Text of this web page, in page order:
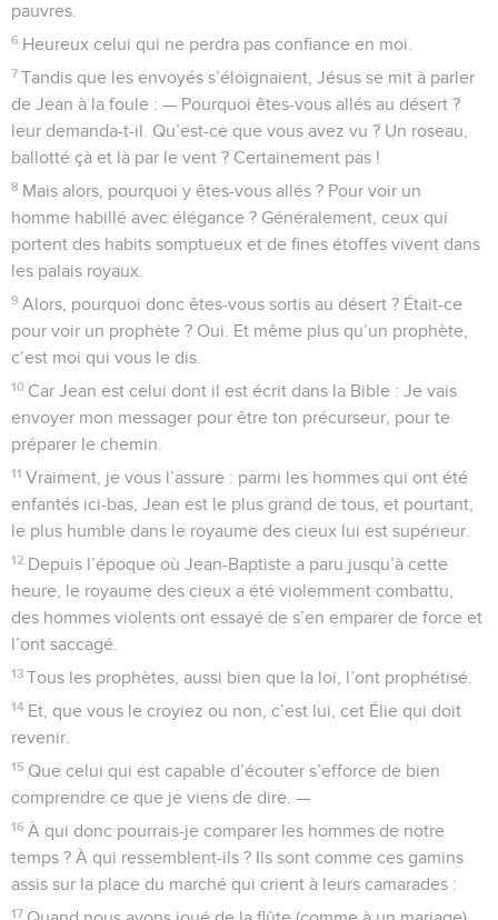
pauvres.
6 Heureux celui qui ne perdra pas confiance en moi.
7 Tandis que les envoyés s’éloignaient, Jésus se mit à parler
de Jean à la foule : — Pourquoi êtes-vous allés au désert ?
leur demanda-t-il. Qu’est-ce que vous avez vu ? Un roseau,
ballotté çà et là par le vent ? Certainement pas !
8 Mais alors, pourquoi y êtes-vous allés ? Pour voir un
homme habillé avec élégance ? Généralement, ceux qui
portent des habits somptueux et de fines étoffes vivent dans
les palais royaux.
9 Alors, pourquoi donc êtes-vous sortis au désert ? Était-ce
pour voir un prophète ? Oui. Et même plus qu’un prophète,
c’est moi qui vous le dis.
10 Car Jean est celui dont il est écrit dans la Bible : Je vais
envoyer mon messager pour être ton précurseur, pour te
préparer le chemin.
11 Vraiment, je vous l’assure : parmi les hommes qui ont été
enfantés ici-bas, Jean est le plus grand de tous, et pourtant,
le plus humble dans le royaume des cieux lui est supérieur.
12 Depuis l’époque où Jean-Baptiste a paru jusqu’à cette
heure, le royaume des cieux a été violemment combattu,
des hommes violents ont essayé de s’en emparer de force et
l’ont saccagé.
13 Tous les prophètes, aussi bien que la loi, l’ont prophétisé.
14 Et, que vous le croyiez ou non, c’est lui, cet Élie qui doit
revenir.
15 Que celui qui est capable d’écouter s’efforce de bien
comprendre ce que je viens de dire. —
16 À qui donc pourrais-je comparer les hommes de notre
temps ? À qui ressemblent-ils ? Ils sont comme ces gamins
assis sur la place du marché qui crient à leurs camarades :
17